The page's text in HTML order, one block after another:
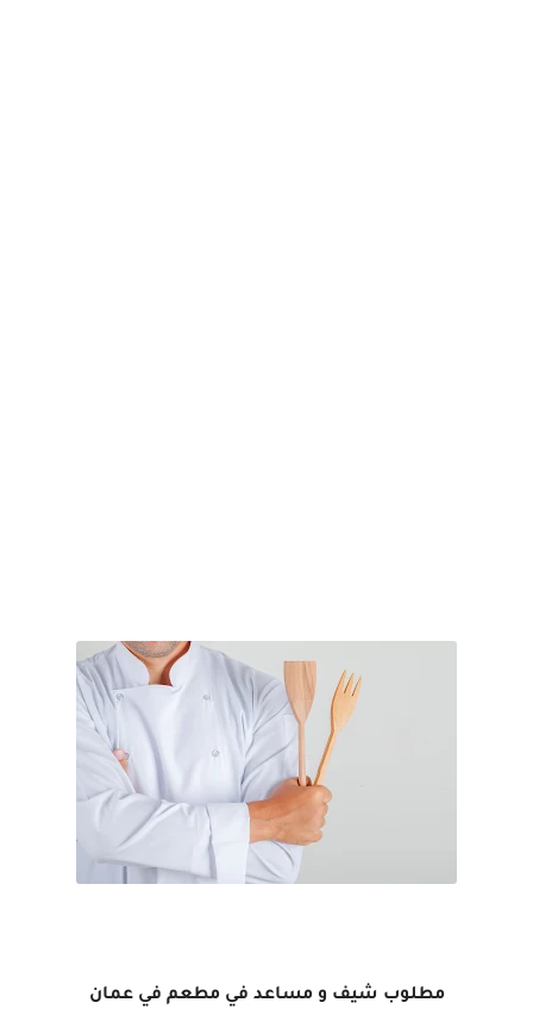
مطلوب شيف و مساعد في مطعم في عمان